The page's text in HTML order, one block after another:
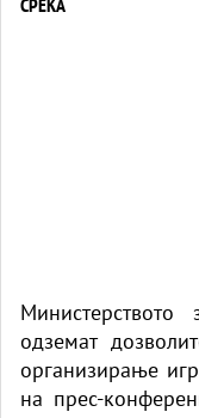
одземат
организирање
на прес-